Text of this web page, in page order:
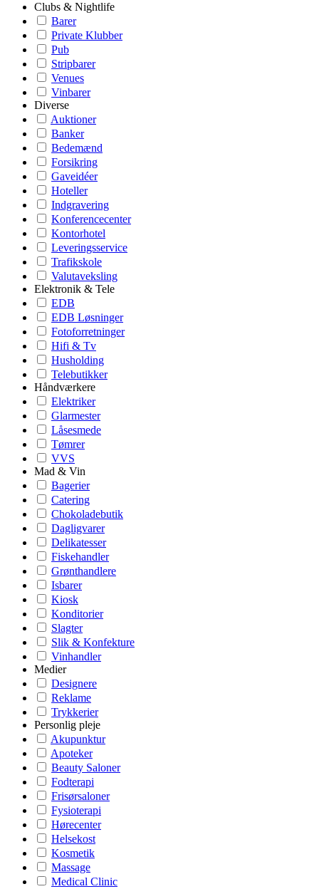
Clubs & Nightlife
Barer
Private Klubber
Pub
Stripbarer
Venues
Vinbarer
Diverse
Auktioner
Banker
Bedemænd
Forsikring
Gaveidéer
Hoteller
Indgravering
Konferencecenter
Kontorhotel
Leveringsservice
Trafikskole
Valutaveksling
Elektronik & Tele
EDB
EDB Løsninger
Fotoforretninger
Hifi & Tv
Husholding
Telebutikker
Håndværkere
Elektriker
Glarmester
Låsesmede
Tømrer
VVS
Mad & Vin
Bagerier
Catering
Chokoladebutik
Dagligvarer
Delikatesser
Fiskehandler
Grønthandlere
Isbarer
Kiosk
Konditorier
Slagter
Slik & Konfekture
Vinhandler
Medier
Designere
Reklame
Trykkerier
Personlig pleje
Akupunktur
Apoteker
Beauty Saloner
Fodterapi
Frisørsaloner
Fysioterapi
Hørecenter
Helsekost
Kosmetik
Massage
Medical Clinic